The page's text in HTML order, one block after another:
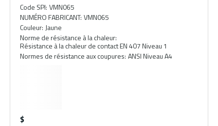
Code SPI: VMN065
NUMÉRO FABRICANT: VMN065
Couleur: Jaune
Norme de résistance à la chaleur:
Résistance à la chaleur de contact EN 407 Niveau 1
Normes de résistance aux coupures: ANSI Niveau A4
$